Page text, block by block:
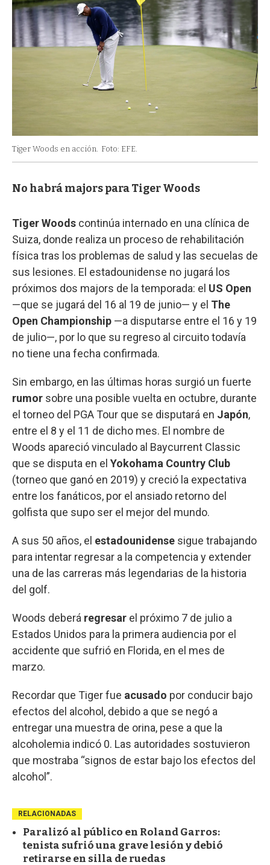
Tiger Woods en acción. Foto: EFE.
No habrá majors para Tiger Woods
Tiger Woods continúa internado en una clínica de
Suiza, donde realiza un proceso de rehabilitación
física tras los problemas de salud y las secuelas de
sus lesiones. El estadounidense no jugará los
próximos dos majors de la temporada: el US Open
—que se jugará del 16 al 19 de junio— y el The
Open Championship —a disputarse entre el 16 y 19
de julio—, por lo que su regreso al circuito todavía
no tiene una fecha confirmada.
Sin embargo, en las últimas horas surgió un fuerte
rumor sobre una posible vuelta en octubre, durante
el torneo del PGA Tour que se disputará en Japón,
entre el 8 y el 11 de dicho mes. El nombre de
Woods apareció vinculado al Baycurrent Classic
que se disputa en el Yokohama Country Club
(torneo que ganó en 2019) y creció la expectativa
entre los fanáticos, por el ansiado retorno del
golfista que supo ser el mejor del mundo.
A sus 50 años, el estadounidense sigue trabajando
para intentar regresar a la competencia y extender
una de las carreras más legendarias de la historia
del golf.
Woods deberá regresar el próximo 7 de julio a
Estados Unidos para la primera audiencia por el
accidente que sufrió en Florida, en el mes de
marzo.
Recordar que Tiger fue acusado por conducir bajo
efectos del alcohol, debido a que se negó a
entregar una muestra de orina, pese a que la
alcoholemia indicó 0. Las autoridades sostuvieron
que mostraba “signos de estar bajo los efectos del
alcohol”.
RELACIONADAS
Paralizó al público en Roland Garros:
tenista sufrió una grave lesión y debió
retirarse en silla de ruedas